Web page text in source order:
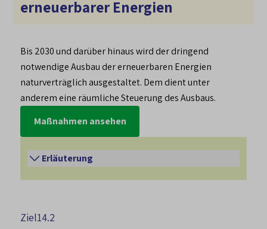
erneuerbarer Energien
Bis 2030 und darüber hinaus wird der dringend
notwendige Ausbau der erneuerbaren Energien
naturverträglich ausgestaltet. Dem dient unter
anderem eine räumliche Steuerung des Ausbaus.
Maßnahmen ansehen
Erläuterung
entsprechend den geltenden Gesetze auf die
Ziel14.2